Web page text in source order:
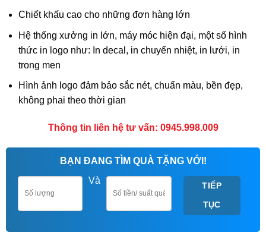
Chiết khấu cao cho những đơn hàng lớn
Hệ thống xưởng in lớn, máy móc hiện đại, một số hình
thức in logo như: In decal, in chuyển nhiệt, in lưới, in
trong men
Hình ảnh logo đảm bảo sắc nét, chuẩn màu, bền đẹp,
không phai theo thời gian
Thông tin liên hệ tư vấn: 0945.998.009
BẠN ĐANG TÌM QUÀ TẶNG VỚI!
Và
TIẾP
TỤC